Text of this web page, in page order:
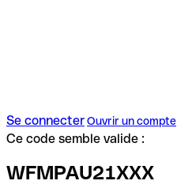
Se connecterOuvrir un compte
Ce code semble valide :
WFMPAU21XXX